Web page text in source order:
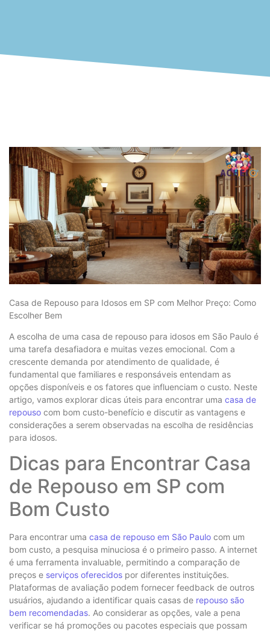
Casa de Repouso para Idosos em SP com Melhor Preço: Como
Escolher Bem
A escolha de uma casa de repouso para idosos em São Paulo é
uma tarefa desafiadora e muitas vezes emocional. Com a
crescente demanda por atendimento de qualidade, é
fundamental que familiares e responsáveis entendam as
opções disponíveis e os fatores que influenciam o custo. Neste
artigo, vamos explorar dicas úteis para encontrar uma casa de
repouso com bom custo-benefício e discutir as vantagens e
considerações a serem observadas na escolha de residências
para idosos.
Dicas para Encontrar Casa
de Repouso em SP com
Bom Custo
Para encontrar uma casa de repouso em São Paulo com um
bom custo, a pesquisa minuciosa é o primeiro passo. A internet
é uma ferramenta invaluable, permitindo a comparação de
preços e serviços oferecidos por diferentes instituições.
Plataformas de avaliação podem fornecer feedback de outros
usuários, ajudando a identificar quais casas de repouso são
bem recomendadas. Ao considerar as opções, vale a pena
verificar se há promoções ou pacotes especiais que possam